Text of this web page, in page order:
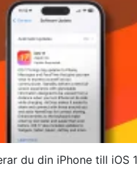
du din iPhone till iOS